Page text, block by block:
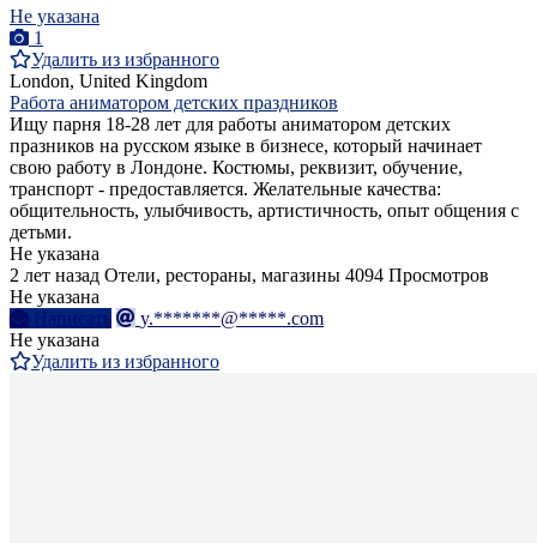
Не указана
1
Удалить из избранного
London, United Kingdom
Работа аниматором детских праздников
Ищу парня 18-28 лет для работы аниматором детских
празников на русском языке в бизнесе, который начинает
свою работу в Лондоне. Костюмы, реквизит, обучение,
транспорт - предоставляется. Желательные качества:
общительность, улыбчивость, артистичность, опыт общения с
детьми.
Не указана
2 лет назад Отели, рестораны, магазины 4094 Просмотров
Не указана
Написать
y.*******@*****.com
Не указана
Удалить из избранного